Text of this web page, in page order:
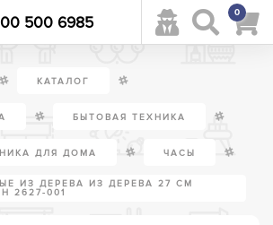
500 6985
0
/ КАТАЛОГ /
/ БЫТОВАЯ ТЕХНИКА /
ДЛЯ ДОМА / ЧАСЫ /
ИЗ ДЕРЕВА ИЗ ДЕРЕВА 27 СМ
2627-001